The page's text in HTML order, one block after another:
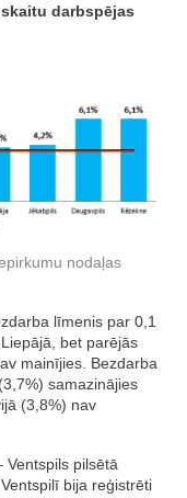
darbspējas
nodaļas
līmenis par 0,1
bet parējās
mainījies. Bezdarba
samazinājies
(3,8%) nav
pilsētā
bija reģistrēti